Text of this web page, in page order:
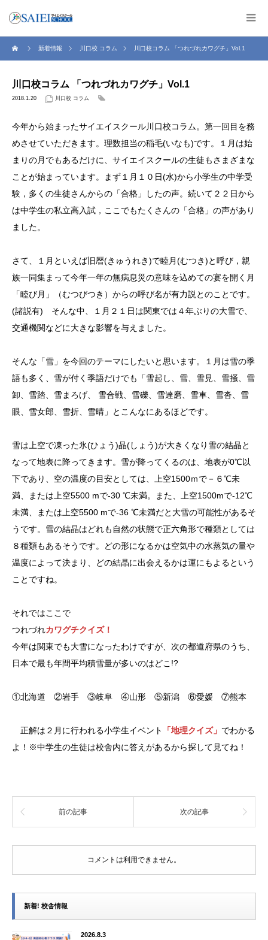
新着情報 川口校 コラム 川口校コラム 「つれづれカワグチ」Vol.1
川口校コラム 「つれづれカワグチ」Vol.1
2018.1.20 川口校 コラム
今年から始まったサイエイスクール川口校コラム。第一回目を務
めさせていただきます。理数担当の稲毛(いなも)です。１月は始
まりの月でもあるだけに、サイエイスクールの生徒もさまざまな
ことが始まっています。まず１月１０日(水)から小学生の中学受
験，多くの生徒さんからの「合格」したの声。続いて２２日から
は中学生の私立高入試，ここでもたくさんの「合格」の声があり
ました。
さて、１月といえば旧暦(きゅうれき)で睦月(むつき)と呼び，親
族一同集まって今年一年の無病息災の意味を込めての宴を開く月
「睦び月」（むつびつき）からの呼び名が有力説とのことです。
(諸説有) そんな中、１月２１日は関東では４年ぶりの大雪で、
交通機関などに大きな影響を与えました。
そんな「雪」を今回のテーマにしたいと思います。１月は雪の季
語も多く、雪が付く季語だけでも「雪起し、雪、雪見、雪掻、雪
卸、雪踏、雪まろげ、 雪合戦、雪礫、雪達磨、雪車、雪沓、雪
眼、雪女郎、雪折、雪晴」とこんなにあるほどです。
雪は上空で凍った氷(ひょう)晶(しょう)が大きくなり雪の結晶と
なって地表に降ってきます。雪が降ってくるのは、地表が0℃以
下であり、空の温度の目安としては、上空1500ｍで－６℃未
満、または上空5500 mで-30 ℃未満。また、上空1500mで-12℃
未満、または上空5500 mで-36 ℃未満だと大雪の可能性があるそ
うです。雪の結晶はどれも自然の状態で正六角形で種類としては
８種類もあるそうです。どの形になるかは空気中の水蒸気の量や
温度によって決まり、どの結晶に出会えるかは運にもよるという
ことですね。
それではここで
つれづれカワグチクイズ！
今年は関東でも大雪になったわけですが、次の都道府県のうち、
日本で最も年間平均積雪量が多いのはどこ!?
①北海道 ②岩手 ③岐阜 ④山形 ⑤新潟 ⑥愛媛 ⑦熊本
正解は２月に行われる小学生イベント 「地理クイズ」 でわかる
よ！※中学生の生徒は校舎内に答えがあるから探して見てね！
前の記事 次の記事
コメントは利用できません。
新着! 校舎情報
2026.8.3